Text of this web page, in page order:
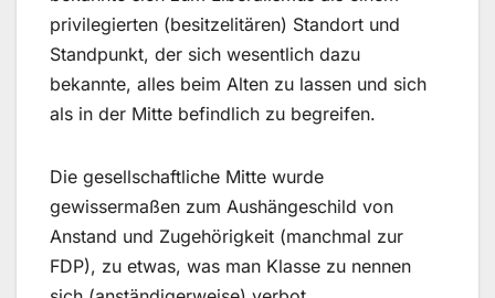
privilegierten (besitzelitären) Standort und
Standpunkt, der sich wesentlich dazu
bekannte, alles beim Alten zu lassen und sich
als in der Mitte befindlich zu begreifen.
Die gesellschaftliche Mitte wurde
gewissermaßen zum Aushängeschild von
Anstand und Zugehörigkeit (manchmal zur
FDP), zu etwas, was man Klasse zu nennen